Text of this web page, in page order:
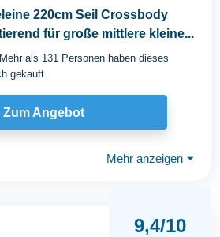
220cm Seil Crossbody
für große mittlere kleine...
Mehr als 131 Personen haben dieses
gekauft.
Zum Angebot
Mehr anzeigen ⏷
9,4/10